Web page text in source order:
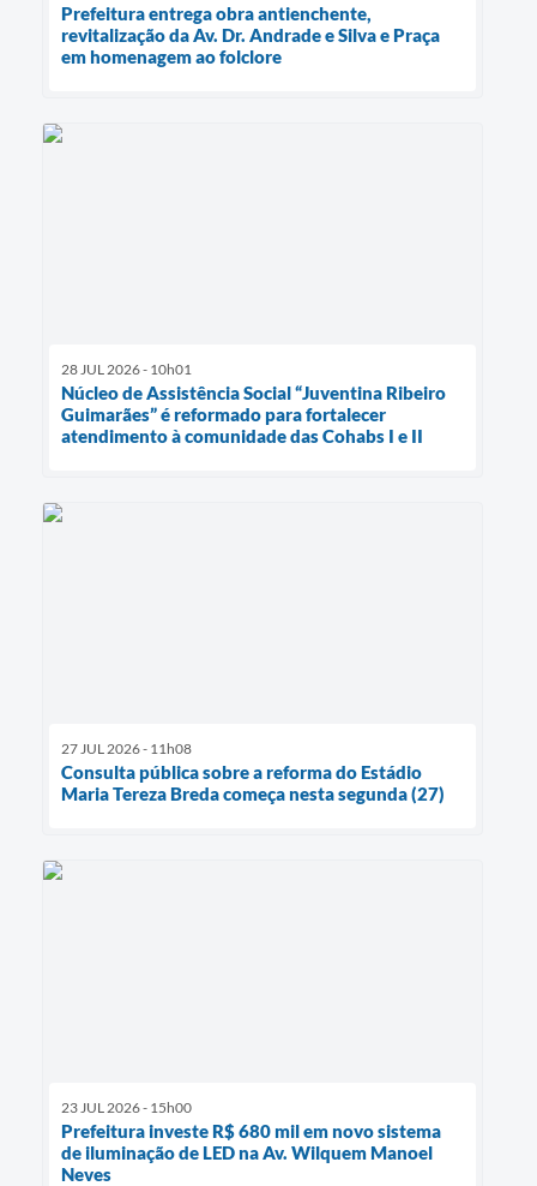
Prefeitura entrega obra antienchente,
revitalização da Av. Dr. Andrade e Silva e Praça
em homenagem ao folclore
28 JUL 2026 - 10h01
Núcleo de Assistência Social “Juventina Ribeiro
Guimarães” é reformado para fortalecer
atendimento à comunidade das Cohabs I e II
27 JUL 2026 - 11h08
Consulta pública sobre a reforma do Estádio
Maria Tereza Breda começa nesta segunda (27)
23 JUL 2026 - 15h00
Prefeitura investe R$ 680 mil em novo sistema
de iluminação de LED na Av. Wilquem Manoel
Neves